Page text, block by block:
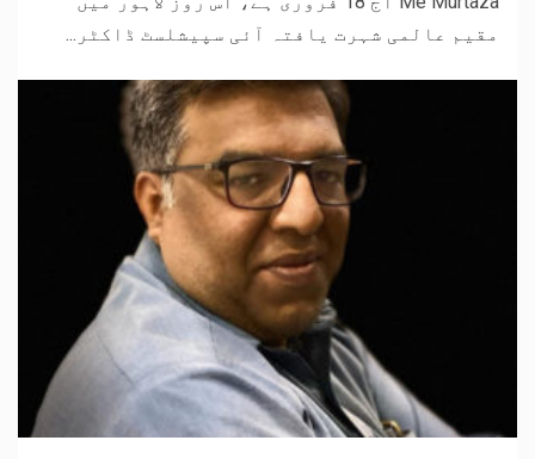
مقیم عالمی شہرت یافتہ آئی سپیشلسٹ ڈاکٹر...